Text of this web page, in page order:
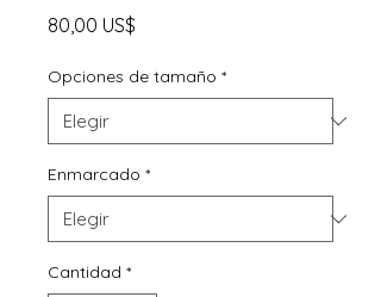
80,00 US$
Opciones de tamaño *
Enmarcado *
Cantidad *